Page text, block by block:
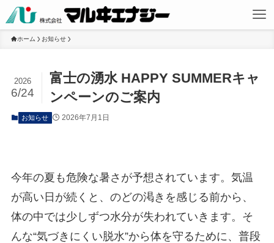
ホーム お知らせ
富士の湧水 HAPPY SUMMERキャ
ンペーンのご案内
2026
6/24
お知らせ 2026年7月1日
今年の夏も危険な暑さが予想されています。気温
が高い日が続くと、のどの渇きを感じる前から、
体の中では少しずつ水分が失われていきます。そ
んな“気づきにくい脱水”から体を守るために、普段